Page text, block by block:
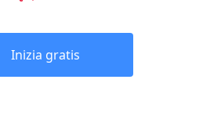
Inizia gratis